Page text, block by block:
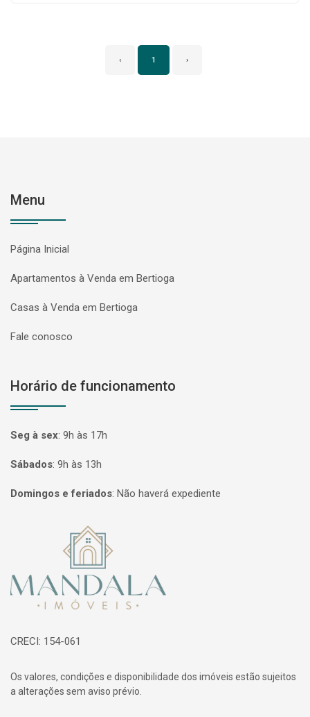
‹ 1 ›
Menu
Página Inicial
Apartamentos à Venda em Bertioga
Casas à Venda em Bertioga
Fale conosco
Horário de funcionamento
Seg à sex: 9h às 17h
Sábados: 9h às 13h
Domingos e feriados: Não haverá expediente
Página inicial
CRECI: 154-061
Os valores, condições e disponibilidade dos imóveis estão sujeitos
a alterações sem aviso prévio.